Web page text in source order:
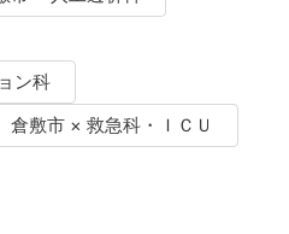
ン科
倉敷市 × 救急科・ＩＣＵ